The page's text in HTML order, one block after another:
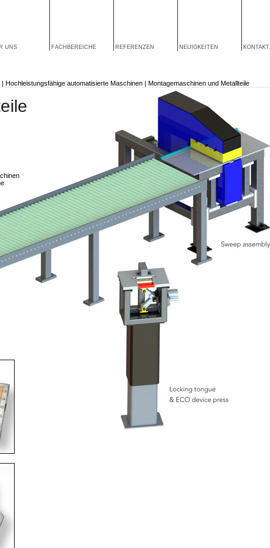
UNS FACHBEREICHE REFERENZEN NEUIGKEITEN KONTAKT
| Hochleistungsfähige automatisierte Maschinen | Montagemaschinen und Metallteile